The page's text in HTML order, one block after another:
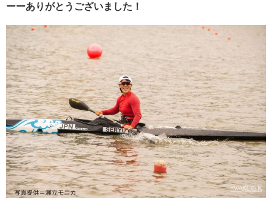
ーーありがとうございました！